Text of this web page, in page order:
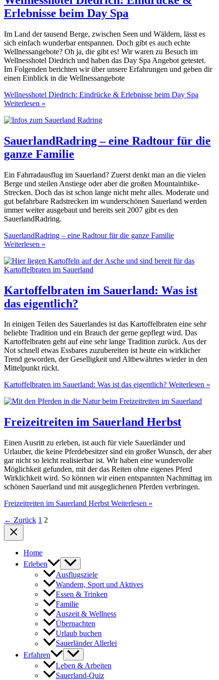
Erlebnisse beim Day Spa
Im Land der tausend Berge, zwischen Seen und Wäldern, lässt es
sich einfach wunderbar entspannen. Doch gibt es auch echte
Wellnessangebote? Oh ja, die gibt es! Wir waren zu Besuch im
Wellnesshotel Diedrich und haben das Day Spa Angebot getestet.
Im Folgenden berichten wir über unsere Erfahrungen und geben dir
einen Einblick in die Wellnessangebote
Wellnesshotel Diedrich: Eindrücke & Erlebnisse beim Day Spa
Weiterlesen »
SauerlandRadring – eine Radtour für die
ganze Familie
Ein Fahrradausflug im Sauerland? Zuerst denkt man an die vielen
Berge und steilen Anstiege oder aber die großen Mountainbike-
Strecken. Doch das ist schon lange nicht mehr alles. Moderate und
gut befahrbare Radstrecken im wunderschönen Sauerland werden
immer weiter ausgebaut und bereits seit 2007 gibt es den
SauerlandRadring.
SauerlandRadring – eine Radtour für die ganze Familie
Weiterlesen »
Kartoffelbraten im Sauerland: Was ist
das eigentlich?
In einigen Teilen des Sauerlandes ist das Kartoffelbraten eine sehr
beliebte Tradition und ein Brauch der gerne gepflegt wird. Das
Kartoffelbraten geht auf eine sehr lange Tradition zurück. Aus der
Not schnell etwas Essbares zuzubereiten ist heute ein wirklicher
Trend geworden, der Geselligkeit und Altbewährtes wieder in den
Mittelpunkt rückt.
Kartoffelbraten im Sauerland: Was ist das eigentlich? Weiterlesen »
Freizeitreiten im Sauerland Herbst
Einen Ausritt zu erleben, ist auch für viele Sauerländer und
Urlauber, die keine Pferdebesitzer sind ein großer Wunsch, der aber
gar nicht so leicht realisierbar ist. Wir haben eine wundervolle
Möglichkeit gefunden, mit der das Reiten ohne eigenes Pferd
Wirklichkeit wird. So können wir einen entspannten Nachmittag im
schönen Sauerland und mit ausgeglichenen Pferden verbringen.
Freizeitreiten im Sauerland Herbst Weiterlesen »
← Zurück 1 2
Home
Erleben
Ausflugsziele
Wandern, Sport und Aktives
Essen & Trinken
Familie
Auszeit & Wellness
Übernachten
Urlaub buchen
Sauerländer Allerlei
Erfahren
Leben & Arbeiten
Sauerland-Quiz